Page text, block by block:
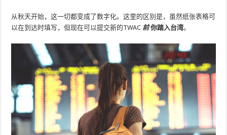
从秋天开始，这一切都变成了数字化。这里的区别是，虽然纸张表格可
以在到达时填写，但现在可以提交新的TWAC 前你踏入台湾。